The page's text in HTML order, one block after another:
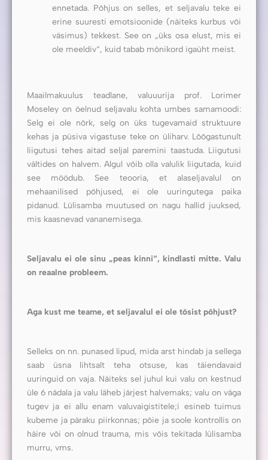
ennetada. Põhjus on selles, et seljavalu teke ei
erine suuresti emotsioonide (näiteks kurbus või
väsimus) tekkest. See on „üks osa elust, mis ei
ole meeldiv“, kuid tabab mõnikord igaüht meist.
Maailmakuulus teadlane, valuuurija prof. Lorimer
Moseley on öelnud seljavalu kohta umbes samamoodi:
Selg ei ole nõrk, selg on üks tugevamaid struktuure
kehas ja püsiva vigastuse teke on üliharv. Lõõgastunult
liigutusi tehes aitad seljal paremini taastuda. Liigutusi
vältides on halvem. Algul võib olla valulik liigutada, kuid
see möödub. See teooria, et alaseljavalul on
mehaanilised põhjused, ei ole uuringutega paika
pidanud. Lülisamba muutused on nagu hallid juuksed,
mis kaasnevad vananemisega.
Seljavalu ei ole sinu „peas kinni“, kindlasti mitte. Valu
on reaalne probleem.
Aga kust me teame, et seljavalul ei ole tõsist põhjust?
Selleks on nn. punased lipud, mida arst hindab ja sellega
saab üsna lihtsalt teha otsuse, kas täiendavaid
uuringuid on vaja. Näiteks sel juhul kui valu on kestnud
üle 6 nädala ja valu läheb järjest halvemaks; valu on väga
tugev ja ei allu enam valuvaigistitele;i esineb tuimus
kubeme ja päraku piirkonnas; põie ja soole kontrollis on
häire või on olnud trauma, mis võis tekitada lülisamba
murru, vms.